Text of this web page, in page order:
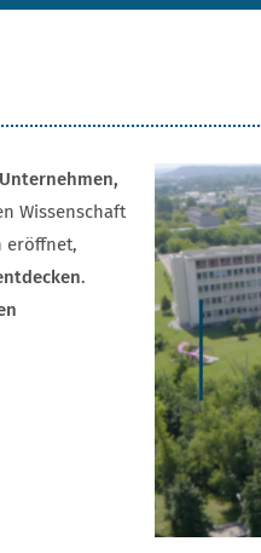
Wissenschaft
eröffnet,
.